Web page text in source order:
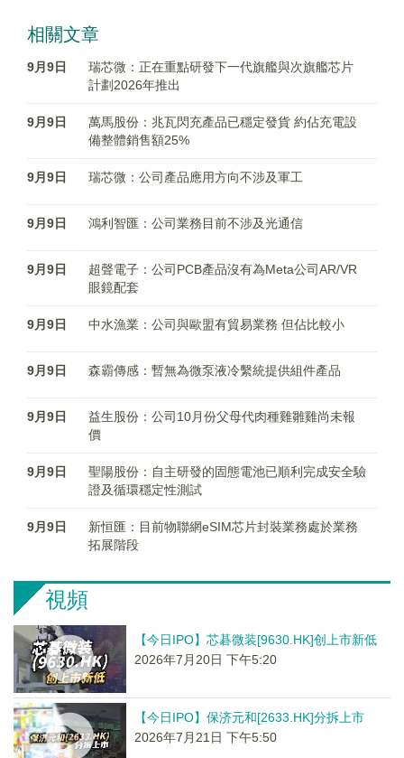
相關文章
9月9日
瑞芯微：正在重點研發下一代旗艦與次旗艦芯片
計劃2026年推出
9月9日
萬馬股份：兆瓦閃充產品已穩定發貨 約佔充電設
備整體銷售額25%
9月9日 瑞芯微：公司產品應用方向不涉及軍工
9月9日 鴻利智匯：公司業務目前不涉及光通信
9月9日
超聲電子：公司PCB產品沒有為Meta公司AR/VR
眼鏡配套
9月9日 中水漁業：公司與歐盟有貿易業務 但佔比較小
9月9日 森霸傳感：暫無為微泵液冷繫統提供組件產品
9月9日
益生股份：公司10月份父母代肉種雞雛雞尚未報
價
9月9日
聖陽股份：自主研發的固態電池已順利完成安全驗
證及循環穩定性測試
9月9日
新恒匯：目前物聯網eSIM芯片封裝業務處於業務
拓展階段
視頻
【今日IPO】芯碁微装[9630.HK]创上市新低
2026年7月20日 下午5:20
【今日IPO】保济元和[2633.HK]分拆上市
2026年7月21日 下午5:50